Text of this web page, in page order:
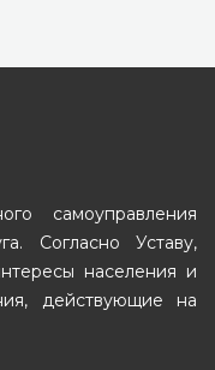
самоуправления
Согласно Уставу,
населения и
действующие на